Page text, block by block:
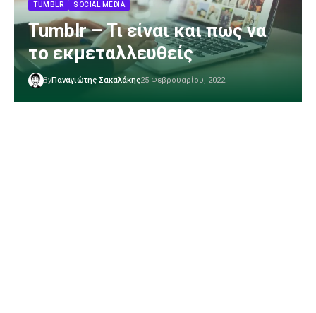
TUMBLR SOCIAL MEDIA
Tumblr – Τι είναι και πως να
το εκμεταλλευθείς
ByΠαναγιώτης Σακαλάκης25 Φεβρουαρίου, 2022